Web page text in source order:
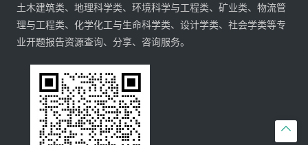

土木建筑类、地理科学类、环境科学与工程类、矿业类、物流管
理与工程类、化学化工与生命科学类、设计学类、社会学类等专
业开题报告资源查询、分享、咨询服务。